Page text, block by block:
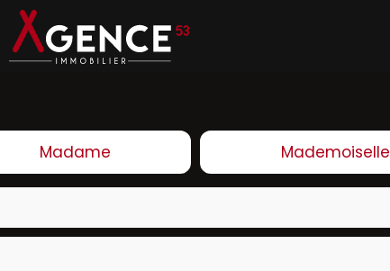
Madame Mademoiselle